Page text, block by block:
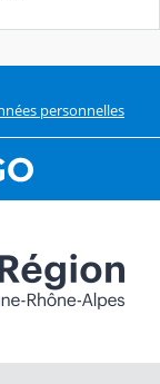
personnelles